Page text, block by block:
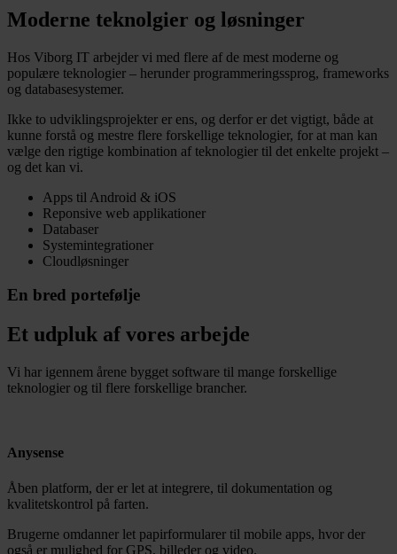
Moderne teknolgier og løsninger
Hos Viborg IT arbejder vi med flere af de mest moderne og
populære teknologier – herunder programmeringssprog, frameworks
og databasesystemer.
Ikke to udviklingsprojekter er ens, og derfor er det vigtigt, både at
kunne forstå og mestre flere forskellige teknologier, for at man kan
vælge den rigtige kombination af teknologier til det enkelte projekt –
og det kan vi.
Apps til Android & iOS
Reponsive web applikationer
Databaser
Systemintegrationer
Cloudløsninger
En bred portefølje
Et udpluk af vores arbejde
Vi har igennem årene bygget software til mange forskellige
teknologier og til flere forskellige brancher.
Anysense
Åben platform, der er let at integrere, til dokumentation og
kvalitetskontrol på farten.
Brugerne omdanner let papirformularer til mobile apps, hvor der
også er mulighed for GPS, billeder og video.